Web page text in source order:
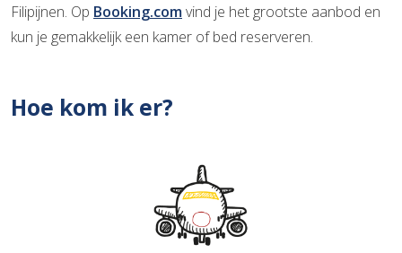
Filipijnen. Op Booking.comvind je het grootste aanbod en
kun je gemakkelijk een kamer of bed reserveren.
Hoe kom ik er?